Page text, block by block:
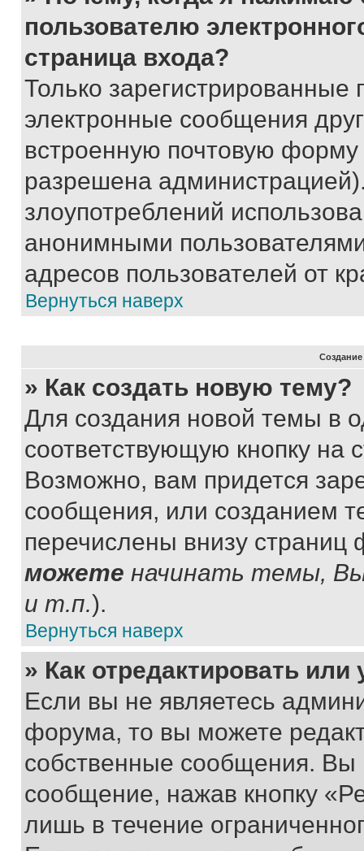
пользователю
страница входа?
Только зарегистрированные
электронные сообщения
встроенную почтовую
разрешена
злоупотреблений
анонимными
адресов пользователей от
Вернуться наверх
» Как создать новую тему?
Для создания новой темы в
соответствующую кнопку
Возможно, вам придется
сообщения, или созданием
перечислены внизу
можете начинать темы,
и т.п.).
Вернуться наверх
» Как отредактировать
Если вы не являетесь
форума, то вы можете
собственные сообщения. Вы
сообщение, нажав кнопку
лишь в течение